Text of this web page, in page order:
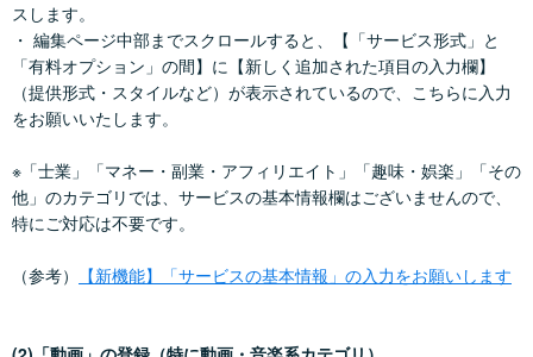
スします。
・ 編集ページ中部までスクロールすると、【「サービス形式」と
「有料オプション」の間】に【新しく追加された項目の入力欄】
（提供形式・スタイルなど）が表示されているので、こちらに入力
をお願いいたします。
※「士業」「マネー・副業・アフィリエイト」「趣味・娯楽」「その
他」のカテゴリでは、サービスの基本情報欄はございませんので、
特にご対応は不要です。
（参考） 【新機能】「サービスの基本情報」の入力をお願いします